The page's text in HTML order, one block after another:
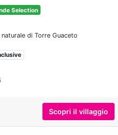
Selection
di Torre Guaceto
Scopri il villaggio